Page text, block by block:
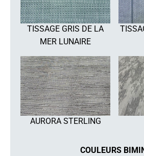
TISSAGE GRIS DE LA
MER LUNAIRE
AURORA STERLING
COULEURS